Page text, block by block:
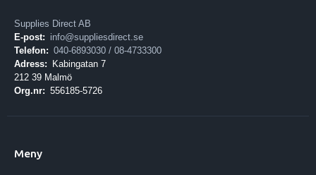
Supplies Direct AB
E-post: info@suppliesdirect.se
Telefon: 040-6893030 / 08-4733300
Adress:
Kabingatan 7
212 39 Malmö
Org.nr: 556185-5726
Meny